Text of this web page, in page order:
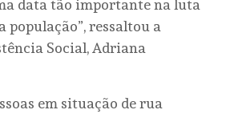
data tão importante na luta
população”, ressaltou a
Social, Adriana
em situação de rua